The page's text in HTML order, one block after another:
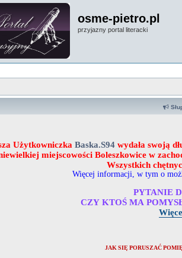
osme-pietro.pl
przyjazny portal literacki
Użytkowniczka Baska.S94 wydała swoją
miejscowości Boleszkowice w
Wszystkich
Więcej informacji, w tym o
PYTANIE
CZY KTOŚ MA
JAK SIĘ PORUSZAĆ